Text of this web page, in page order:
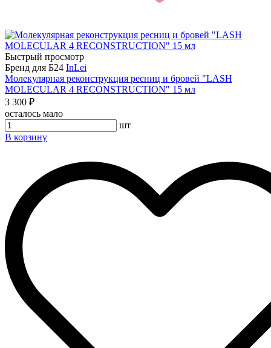
Быстрый просмотр
Бренд для Б24 InLei
Молекулярная реконструкция ресниц и бровей "LASH
MOLECULAR 4 RECONSTRUCTION" 15 мл
3 300 ₽
осталось мало
шт
В корзину